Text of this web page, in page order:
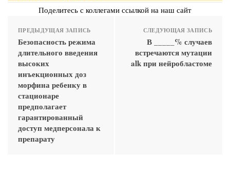
Поделитесь с коллегами ссылкой на наш сайт
ПРЕДЫДУЩАЯ ЗАПИСЬ
Безопасность режима
длительного введения
высоких
инъекционных доз
морфина ребенку в
стационаре
предполагает
гарантированный
доступ медперсонала к
препарату
СЛЕДУЮЩАЯ ЗАПИСЬ
В _____% случаев
встречаются мутации
alk при нейробластоме